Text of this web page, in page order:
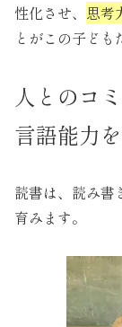
性化させ、 思考
とがこの子ども
人とのコ
言語能力
読書は、読み書
育みます。